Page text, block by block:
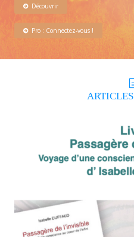
Découvrir
Pro : Connectez-vous !
ARTICLES